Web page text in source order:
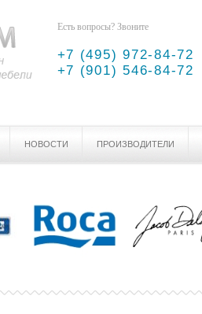
Есть вопросы? Звоните
+7 (495) 972-84-72
+7 (901) 546-84-72
НОВОСТИ ПРОИЗВОДИТЕЛИ